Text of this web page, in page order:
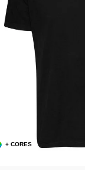
+ CORES
P M G